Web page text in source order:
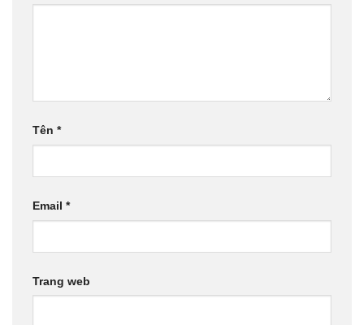
Tên *
Email *
Trang web